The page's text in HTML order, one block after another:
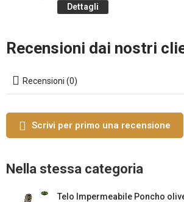
Dettagli
Recensioni dai nostri
Recensioni (0)
Scrivi per primo una recensione
Nella stessa categoria
Telo Impermeabile Poncho